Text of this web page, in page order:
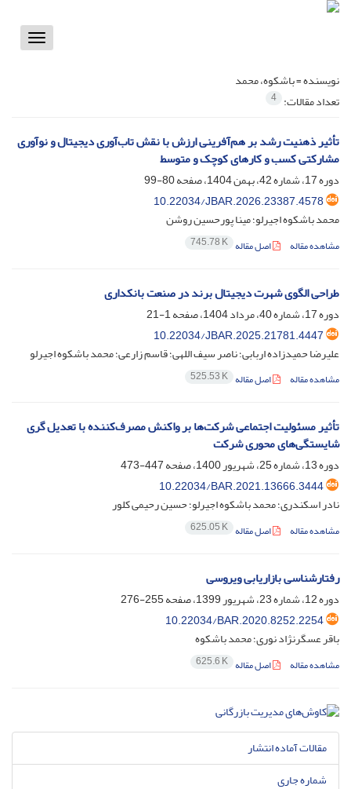
Toggle
نویسنده =باشکوه، محمد
تعداد مقالات: 4
تأثیر ذهنیت رشد بر هم‌آفرینی ارزش با نقش تاب‌آوری دیجیتال و نوآوری
مشارکتی کسب و کارهای کوچک و متوسط
دوره 17، شماره 42، بهمن 1404، صفحه
80-99
10.22034/JBAR.2026.23387.4578
محمد باشکوه اجیرلو؛ مینا پورحسین روشن
مشاهده مقاله اصل مقاله 745.78 K
طراحی الگوی شهرت دیجیتال برند در صنعت بانکداری
دوره 17، شماره 40، مرداد 1404، صفحه
1-21
10.22034/JBAR.2025.21781.4447
علیرضا حمیدزاده اربابی؛ ناصر سیف اللهی؛ قاسم زارعی؛ محمد باشکوه اجیرلو
مشاهده مقاله اصل مقاله 525.53 K
تأثیر مسئولیت اجتماعی شرکت‌ها بر واکنش مصرف‌کننده با تعدیل گری
شایستگی‌های محوری شرکت
دوره 13، شماره 25، شهریور 1400، صفحه
447-473
10.22034/BAR.2021.13666.3444
نادر اسکندری؛ محمد باشکوه اجیرلو؛ حسین رحیمی کلور
مشاهده مقاله اصل مقاله 625.05 K
رفتارشناسی بازاریابی ویروسی
دوره 12، شماره 23، شهریور 1399، صفحه
255-276
10.22034/BAR.2020.8252.2254
باقر عسگرنژاد نوری؛ محمد باشکوه
مشاهده مقاله اصل مقاله 625.6 K
مقالات آماده انتشار
شماره جاری